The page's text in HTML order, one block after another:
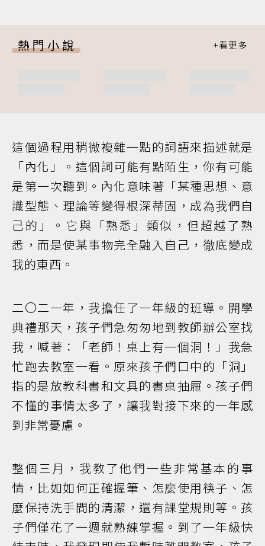
熱門小說
這個過程用稍微複雜一點的詞語來描述就是
「內化」。這個詞可能有點陌生，你有可能
是第一次聽到。內化意味著「某種思想、意
識型態、理論等變得根深蒂固，成為我們自
己的」。它與「熟悉」類似，但超越了熟
悉，而是使某事物完全融入自己，徹底變成
我的東西。
二〇二一年，我擔任了一年級的班導。開學
典禮那天，孩子們急匆匆地到教師辦公室找
我，喊著：「老師！桌上有一個洞！」我急
忙跑去教室一看。原來孩子們口中的「洞」
指的是放教科書和文具的書桌抽屜。孩子們
不懂的事情太多了，讓我對接下來的一年感
到非常憂慮。
整個三月，我教了他們一些非常基本的事
情，比如如何正確握筆、怎麼使用筷子、怎
麼保持洗手間的清潔，還有課堂規則等。孩
子們僅花了一週就熟練掌握。到了一年級快